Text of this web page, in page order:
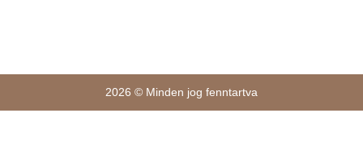
2026 © Minden jog fenntartva